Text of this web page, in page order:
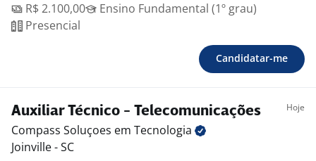
R$ 2.100,00
Ensino Fundamental (1º grau)
Presencial
Candidatar-me
Auxiliar Técnico - Telecomunicações Hoje
Compass Soluçoes em Tecnologia
Joinville - SC